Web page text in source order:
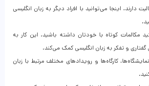
دارند. اینجا می‌توانید با افراد دیگر به زبان انگلیسی
مکالمات کوتاه با خودتان داشته باشید. این کار به
گفتاری و تفکر به زبان انگلیسی کمک می‌کند.
کارگاه‌ها و رویدادهای مختلف مرتبط با زبان